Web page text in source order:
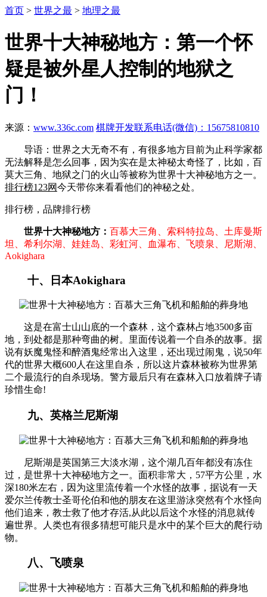
首页 > 世界之最 > 地理之最
世界十大神秘地方：第一个怀
疑是被外星人控制的地狱之
门！
来源： www.336c.com 棋牌开发联系电话(微信)：15675810810
导语：世界之大无奇不有，有很多地方目前为止科学家都
无法解释是怎么回事，因为实在是太神秘太奇怪了，比如，百
莫大三角、地狱之门的火山等被称为世界十大神秘地方之一。
排行榜123网今天带你来看看他们的神秘之处。
排行榜，品牌排行榜
世界十大神秘地方： 百慕大三角、索科特拉岛、土库曼斯
坦、希利尔湖、娃娃岛、彩虹河、血瀑布、飞喷泉、尼斯湖、
Aokighara
十、日本Aokighara
这是在富士山山底的一个森林，这个森林占地3500多亩
地，到处都是那种弯曲的树。里面传说着一个自杀的故事。据
说有妖魔鬼怪和醉酒鬼经常出入这里，还出现过闹鬼，说50年
代的世界大概600人在这里自杀，所以这片森林被称为世界第
二个最流行的自杀现场。警方最后只有在森林入口放着牌子请
珍惜生命!
九、英格兰尼斯湖
尼斯湖是英国第三大淡水湖，这个湖几百年都没有冻住
过，是世界十大神秘地方之一。面积非常大，57平方公里，水
深180米左右，因为这里流传着一个水怪的故事，据说有一天
爱尔兰传教士圣哥伦伯和他的朋友在这里游泳突然有个水怪向
他们追来，教士救了他才存活,从此以后这个水怪的消息就传
遍世界。人类也有很多猜想可能只是水中的某个巨大的爬行动
物。
八、飞喷泉